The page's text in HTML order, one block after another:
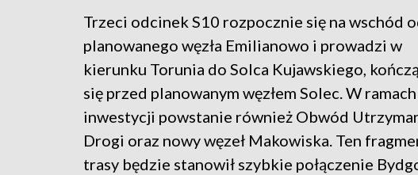
Trzeci odcinek S10 rozpocznie się na wschód
planowanego węzła Emilianowo i prowadzi w
kierunku Torunia do Solca Kujawskiego,
się przed planowanym węzłem Solec. W
inwestycji powstanie również Obwód
Drogi oraz nowy węzeł Makowiska. Ten
trasy będzie stanowił szybkie połączenie